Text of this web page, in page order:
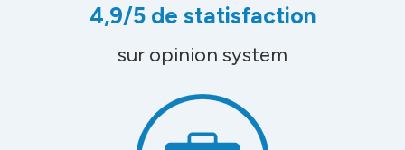
4,9/5 de statisfaction
sur opinion system